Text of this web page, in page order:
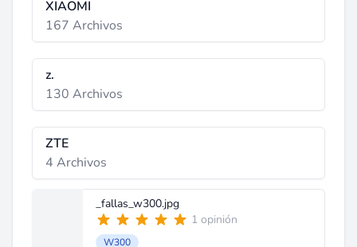
XIAOMI
167 Archivos
z.
130 Archivos
ZTE
4 Archivos
_fallas_w300.jpg
1 opinión
W300